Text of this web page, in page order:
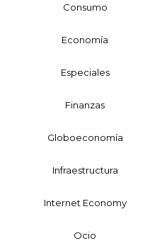
Consumo
Economía
Especiales
Finanzas
Globoeconomía
Infraestructura
Internet Economy
Ocio